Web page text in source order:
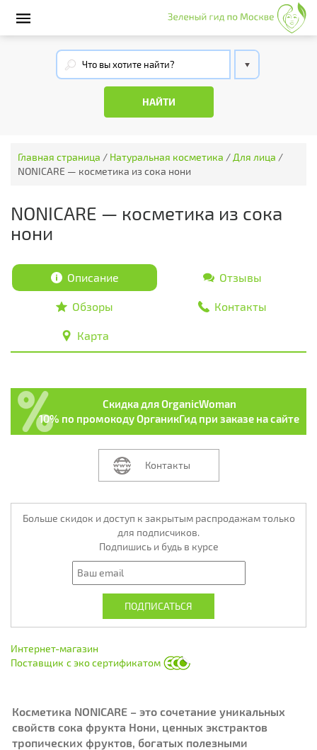
Главная страница / Натуральная косметика / Для лица /
NONICARE — косметика из сока нони
NONICARE — косметика из сока
нони
Описание Отзывы
Обзоры Контакты
Карта
Скидка для OrganicWoman
10% по промокоду ОрганикГид при заказе на сайте
Контакты
Больше скидок и доступ к закрытым распродажам только
для подписчиков.
Подпишись и будь в курсе
Интернет-магазин
Поставщик с эко сертификатом
Косметика NONICARE – это сочетание уникальных
свойств сока фрукта Нони, ценных экстрактов
тропических фруктов, богатых полезными